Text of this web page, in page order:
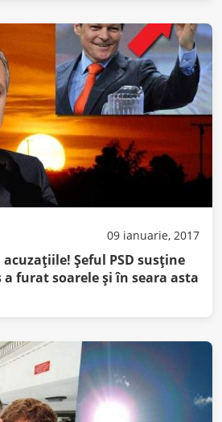
09 ianuarie, 2017
Şeful PSD susţine
a furat soarele şi în seara asta